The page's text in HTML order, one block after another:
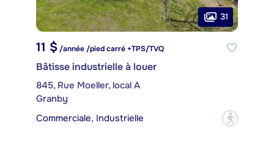
31
11 $ /année /pied carré +TPS/TVQ
Bâtisse industrielle à louer
845, Rue Moeller, local A
Granby
Commerciale, Industrielle
?